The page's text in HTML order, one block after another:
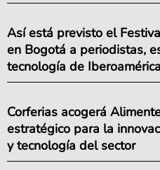
Así está previsto el
en Bogotá a periodistas,
tecnología de Iberoamérica
Corferias acogerá
estratégico para la
y tecnología del sector